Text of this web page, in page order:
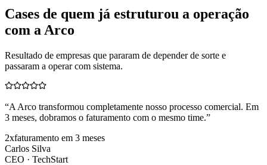
Cases de quem já estruturou a operação
com a Arco
Resultado de empresas que pararam de depender de sorte e
passaram a operar com sistema.
“A Arco transformou completamente nosso processo comercial. Em
3 meses, dobramos o faturamento com o mesmo time.”
2xfaturamento em 3 meses
Carlos Silva
CEO · TechStart